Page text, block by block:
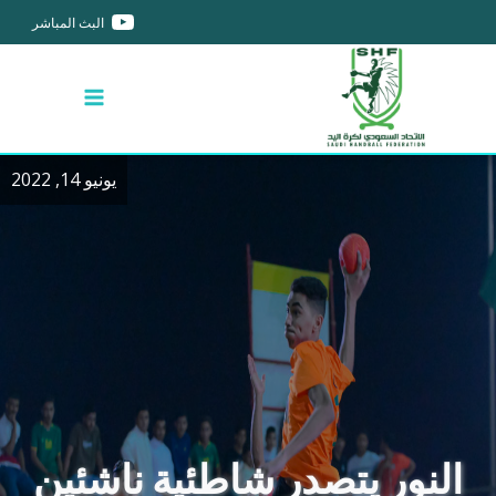
البث المباشر
يونيو 14, 2022
النور يتصدر شاطئية ناشئين